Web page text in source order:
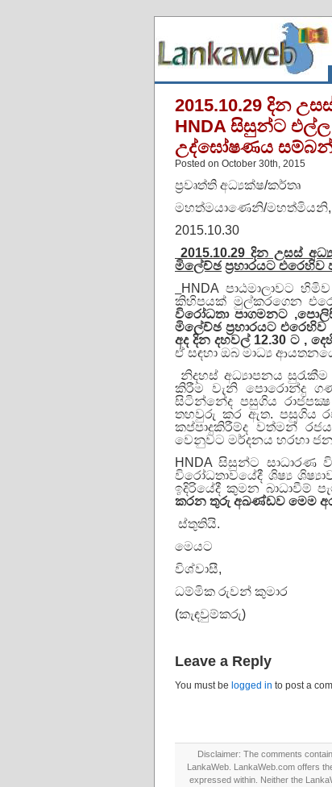
2015.10.29 දින
HNDA සිසුන්ට
උද්ඝෝෂණය
Posted on October 30th, 2015
ප්‍රවෘත්ති අධ්‍යක්ෂ/කර්තෘ
මහත්මයාණෙනි/මහත්මියනි,
2015.10.30
2015.10.29 දින උසස්
මිලේච්ඡ ප්‍රහාරයට
HNDA පාඨමාලාවට
කිහිපයක් මුල්කරගෙන
විරෝධතා පාගමනට
මි‍ලේච්ඡ ප්‍රහාරයට
අද දින දහවල් 12.30 ට ,
ඒ සඳහා ඔබ මාධ්‍ය
නිදහස් අධ්‍යාපනය
කිරීම වැනි පොරොන්දු
සිටින්නේද පසුගිය
තහවුරු කර ඇත. පසුගිය
කප්පාදුකිරීම්ද වත්මන්
වෙනුවට මර්දනය හරහා
HNDA සිසුන්ට සාධාරණ
විරෝධතාවයේදී ශිෂ්‍ය
ඉදිරියේදී කුමන බාධාවීම්
කරන තුරු අඛණ්ඩව මෙම
ස්තුතියි.
මෙයට
විශ්වාසී,
ධම්මික රුවන් කුමාර
(කැඳවුම්කරු)
Leave a Reply
You must be logged in to post a
Disclaimer: The comments
LankaWeb. LankaWeb.com offers
expressed within. Neither the